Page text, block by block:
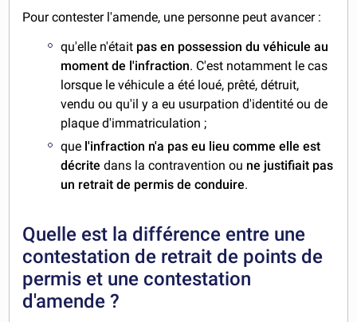
Pour contester l'amende, une personne peut avancer :
qu'elle n'était pas en possession du véhicule au
moment de l'infraction. C'est notamment le cas
lorsque le véhicule a été loué, prêté, détruit,
vendu ou qu'il y a eu usurpation d'identité ou de
plaque d'immatriculation ;
que l'infraction n'a pas eu lieu comme elle est
décrite dans la contravention ou ne justifiait pas
un retrait de permis de conduire.
Quelle est la différence entre une
contestation de retrait de points de
permis et une contestation
d'amende ?